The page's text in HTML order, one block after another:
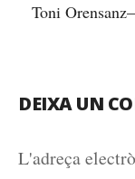
Toni
DEIXA UN
L'adreça